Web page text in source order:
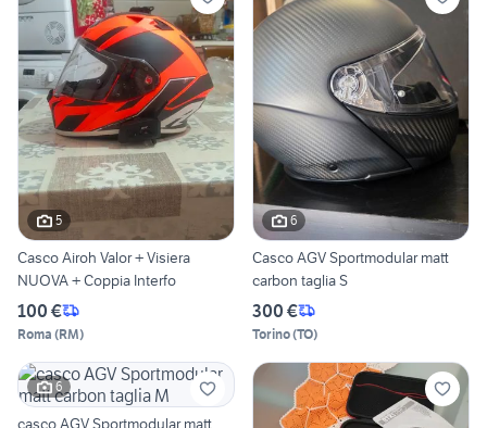
5
Casco Airoh Valor + Visiera
NUOVA + Coppia Interfo
100 €
Roma (RM)
6
Casco AGV Sportmodular matt
carbon taglia S
300 €
Torino(TO)
6
casco AGV Sportmodular matt